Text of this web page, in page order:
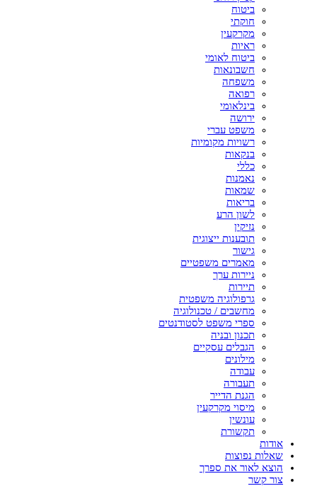
ביטוח
חוקתי
מקרקעין
ראיות
ביטוח לאומי
חשבונאות
משפחה
רפואה
בינלאומי
ירושה
משפט עברי
רשויות מקומיות
בנקאות
כללי
נאמנות
שמאות
בריאות
לשון הרע
נזיקין
תובענות ייצוגית
גישור
מאמרים משפטיים
ניירות ערך
תיירות
גרפולוגיה משפטית
מחשבים / טכנולוגיה
ספרי משפט לסטודנטים
תכנון ובניה
הגבלים עסקיים
מילונים
עבודה
תעבורה
הגנת הדייר
מיסוי מקרקעין
עונשין
תקשורת
אודות
שאלות נפוצות
הוצא לאור את ספרך
צור קשר